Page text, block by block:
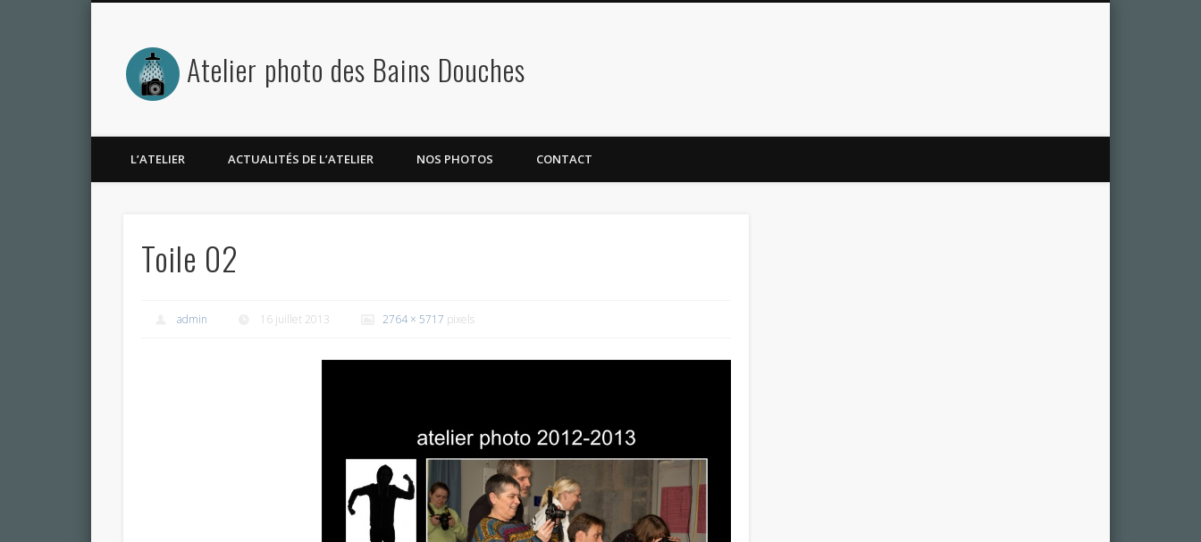
Atelier photo des Bains Douches
L’ATELIER ACTUALITÉS DE L’ATELIER NOS PHOTOS CONTACT
Toile 02
admin 16 juillet 2013 2764 × 5717 pixels